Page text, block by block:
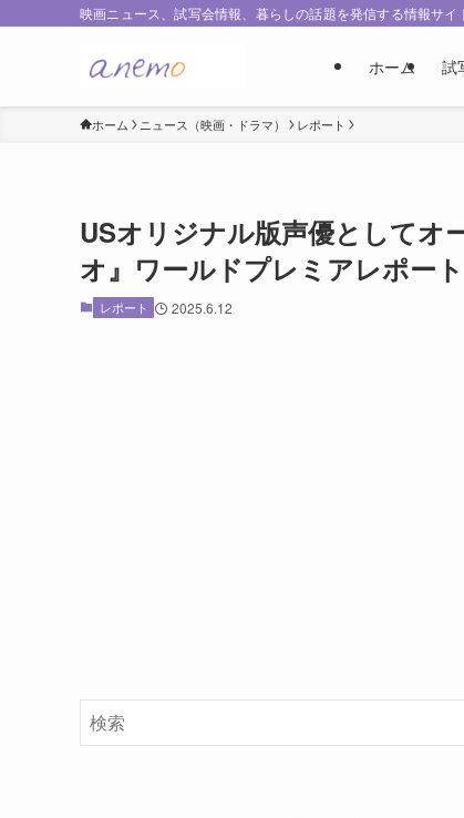
映画ニュース、試写会情報、暮らしの話題を発信する情報サイ
ホーム 試
ホーム ニュース（映画・ドラマ） レポート
USオリジナル版声優として
オ』ワールドプレミアレポート
レポート 2025.6.12